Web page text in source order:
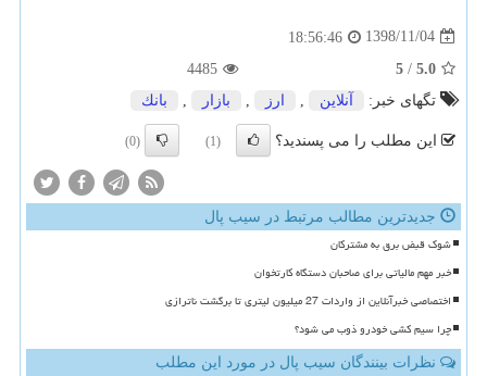
1398/11/04
18:56:46
5.0
/
5
4485
تگهای خبر:
آنلاین , ارز , بازار , بانك
این مطلب را می پسندید؟ (1)
(0)
جدیدترین مطالب مرتبط در سیب پال
شوک قبض برق به مشترکان
خبر مهم مالیاتی برای صاحبان دستگاه کارتخوان
اختصاصی خبرآنلاین از واردات 27 میلیون لیتری تا برگشت ناترازی
چرا سیم کشی خودرو ذوب می شود؟
نظرات بینندگان سیب پال در مورد این مطلب